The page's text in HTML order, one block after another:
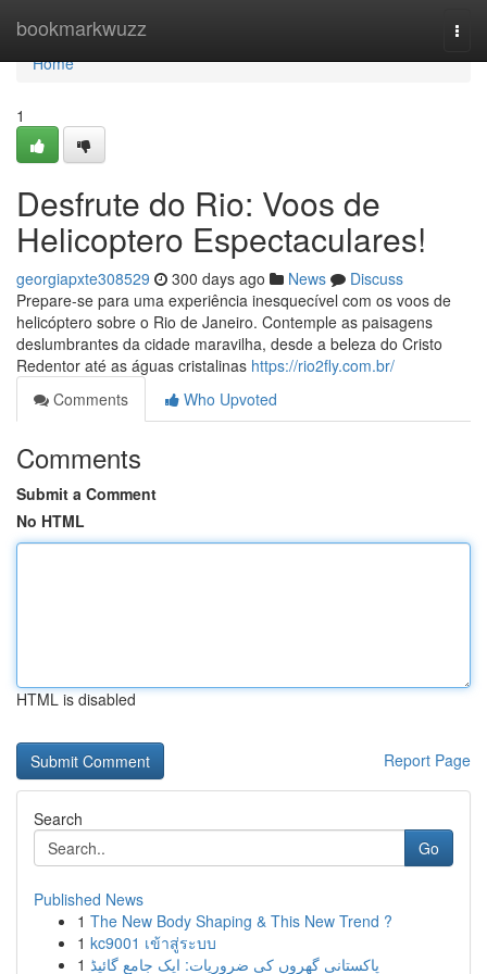
bookmarkwuzz
Home
Home
1
Desfrute do Rio: Voos de
Helicoptero Espectaculares!
georgiapxte308529 300 days ago News
Discuss
Prepare-se para uma experiência inesquecível com os voos de
helicóptero sobre o Rio de Janeiro. Contemple as paisagens
deslumbrantes da cidade maravilha, desde a beleza do Cristo
Redentor até as águas cristalinas https://rio2fly.com.br/
Comments
Who Upvoted
Comments
Submit a Comment
No HTML
HTML is disabled
Report Page
Search
Go
Published News
1 The New Body Shaping & This New Trend ?
1 kc9001 เข้าสู่ระบบ
1 پاکستانی گھروں کی ضروریات: ایک جامع گائیڈ